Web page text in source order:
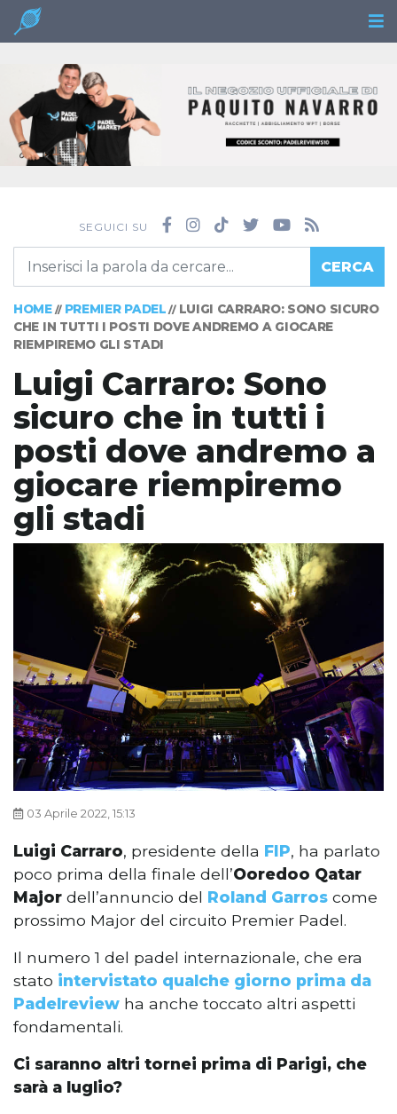
SEGUICI SU
CERCA
HOME// PREMIER PADEL // LUIGI CARRARO: SONO SICURO
CHE IN TUTTI I POSTI DOVE ANDREMO A GIOCARE
RIEMPIREMO GLI STADI
Luigi Carraro: Sono
sicuro che in tutti i
posti dove andremo a
giocare riempiremo
gli stadi
03 Aprile 2022, 15:13
Luigi Carraro, presidente della FIP, ha parlato
poco prima della finale dell’Ooredoo Qatar
Major dell’annuncio del Roland Garros come
prossimo Major del circuito Premier Padel.
Il numero 1 del padel internazionale, che era
stato intervistato qualche giorno prima da
Padelreview ha anche toccato altri aspetti
fondamentali.
Ci saranno altri tornei prima di Parigi, che
sarà a luglio?